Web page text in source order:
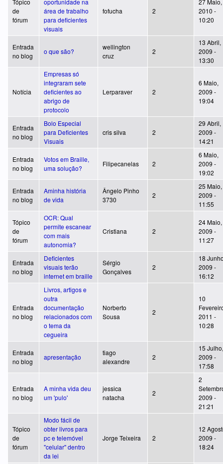
de
fórum
área de trabalho
para deficientes
visuais
fofucha 2
2010 -
10:20
Entrada
no blog
o que são?
wellington
cruz
2
13 Abril,
2009 -
13:30
Notícia
Empresas só
integraram sete
deficientes ao
abrigo de
protocolo
Lerparaver 2
6 Maio,
2009 -
19:04
Entrada
no blog
Bolo Especial
para Deficientes
Visuais
cris silva 2
29 Abril,
2009 -
14:21
Entrada
no blog
Votos em Braille,
uma solução?
Filipecanelas 2
6 Maio,
2009 -
19:02
Entrada
no blog
Aminha história
de vida
Ângelo Pinho
3730
2
25 Maio,
2009 -
11:55
Tópico
de
fórum
OCR: Qual
permite escanear
com mais
autonomia?
Cristiana 2
24 Maio,
2009 -
11:27
Entrada
no blog
Deficientes
visuais terão
internet em braille
Sérgio
Gonçalves
2
18
2009 -
16:12
Entrada
no blog
Livros, artigos e
outra
documentação
relacionados com
o tema da
cegueira
Norberto
Sousa
2
10
2011 -
10:28
Entrada
no blog
apresentação
tiago
alexandre
2
15 Julho,
2009 -
17:58
Entrada
no blog
A minha vida deu
um 'pulo'
jessica
natacha
2
2
2009 -
21:21
Tópico
de
fórum
Modo fácil de
obter livros para
pc e telemóvel
"celular" dentro
da lei
Jorge Teixeira 2
12
2009 -
18:24